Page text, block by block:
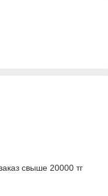
свыше 20000 тг